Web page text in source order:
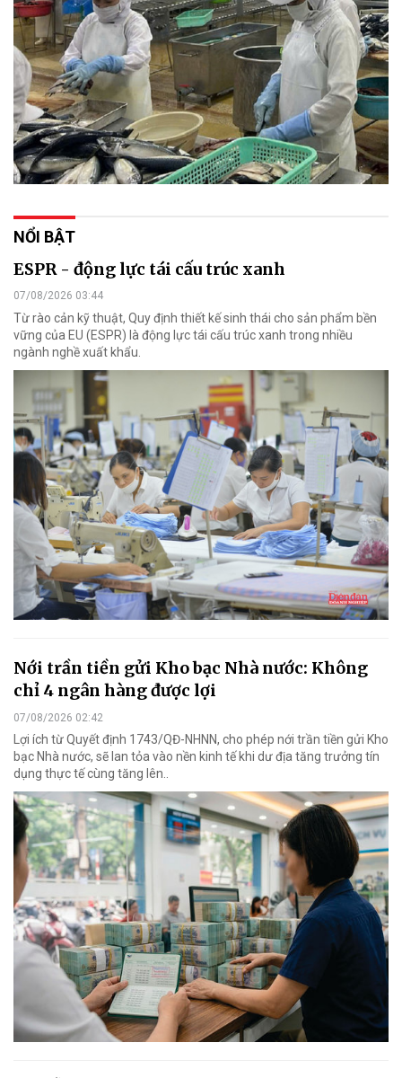
NỔI BẬT
ESPR - động lực tái cấu trúc xanh
07/08/2026 03:44
Từ rào cản kỹ thuật, Quy định thiết kế sinh thái cho sản phẩm bền
vững của EU (ESPR) là động lực tái cấu trúc xanh trong nhiều
ngành nghề xuất khẩu.
Nới trần tiền gửi Kho bạc Nhà nước: Không
chỉ 4 ngân hàng được lợi
07/08/2026 02:42
Lợi ích từ Quyết định 1743/QĐ-NHNN, cho phép nới trần tiền gửi Kho
bạc Nhà nước, sẽ lan tỏa vào nền kinh tế khi dư địa tăng trưởng tín
dụng thực tế cùng tăng lên..